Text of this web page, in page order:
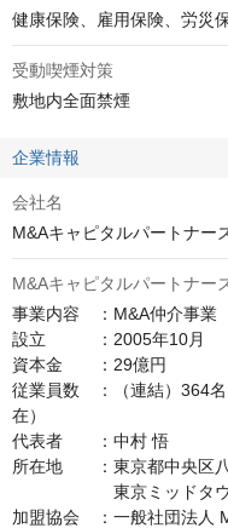
健康保険、雇用保険、労災
受動喫煙対策
敷地内全面禁煙
企業情報
会社名
M&Aキャピタルパートナー
M&Aキャピタルパートナー
事業内容　：M&A仲介事業
設立　　　：2005年10月
資本金　　：29億円
従業員数　：（連結）364
在）
代表者　　：中村 悟
所在地　　：東京都中央区
東京ミッドタウン八
加盟協会　：一般社団法人